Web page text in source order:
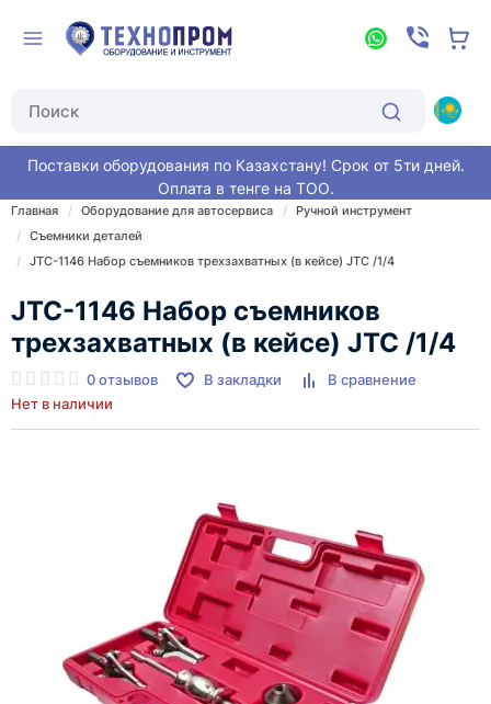
Поставки оборудования по Казахстану! Срок от 5ти дней.
Оплата в тенге на ТОО.
Главная Оборудование для автосервиса
Ручной инструмент
Съемники деталей
JTC-1146 Набор съемников трехзахватных (в кейсе) JTC /1/4
JTC-1146 Набор съемников
трехзахватных (в кейсе) JTC /1/4
0 отзывов В закладки
В сравнение
Нет в наличии